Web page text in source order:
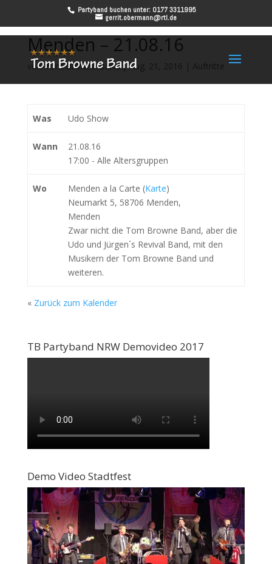
Partyband buchen unter: 0177 3311995
gerrit.obermann@rtl.de
Menden – 21.08.16
vonTom Browne Band|Aug. 21, 2016 | Auftritte
Was Udo Show
Wann
21.08.16
17:00 - Alle Altersgruppen
Wo Menden a la Carte (Karte)
Neumarkt 5, 58706 Menden,
Menden
Zwar nicht die Tom Browne Band, aber die
Udo und Jürgen´s Revival Band, mit den
Musikern der Tom Browne Band und
weiteren.
« Zurück zum Kalender
TB Partyband NRW Demovideo 2017
Demo Video Stadtfest